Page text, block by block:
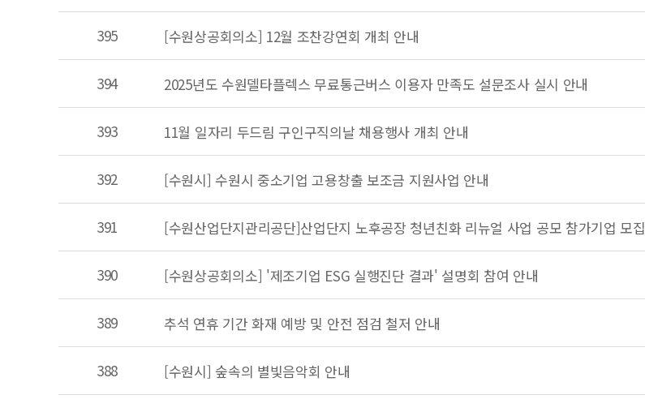
395 [수원상공회의소] 12월 조찬강연회 개최 안내
394 2025년도 수원델타플렉스 무료통근버스 이용자 만족도 설문조사 실시 안내
393 11월 일자리 두드림 구인구직의날 채용행사 개최 안내
392 [수원시] 수원시 중소기업 고용창출 보조금 지원사업 안내
391 [수원산업단지관리공단]산업단지 노후공장 청년친화 리뉴얼 사업 공모 참가기업 모집
390 [수원상공회의소] '제조기업 ESG 실행진단 결과' 설명회 참여 안내
389 추석 연휴 기간 화재 예방 및 안전 점검 철저 안내
388 [수원시] 숲속의 별빛음악회 안내